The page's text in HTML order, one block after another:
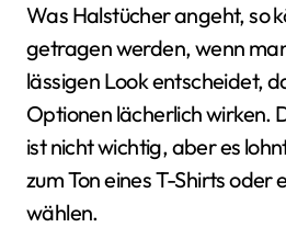
Was Halstücher angeht, so
getragen werden, wenn
lässigen Look entscheidet,
Optionen lächerlich wirken.
ist nicht wichtig, aber es
zum Ton eines T-Shirts oder
wählen.